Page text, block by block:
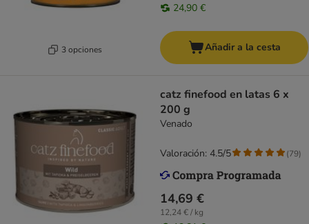
3 opciones
24,90 €
Añadir a la cesta
catz finefood en latas 6 x
200 g
Venado
14,69 €
12,24 € / kg
Valoración: 4.5/5 (79)